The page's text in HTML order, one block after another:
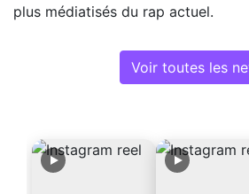
plus médiatisés du rap actuel.
Voir toutes les